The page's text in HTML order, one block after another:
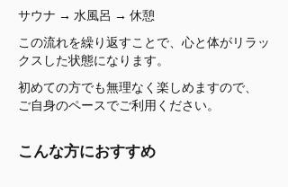
サウナ → 水風呂 → 休憩
この流れを繰り返すことで、心と体がリラッ
クスした状態になります。
初めての方でも無理なく楽しめますので、
ご自身のペースでご利用ください。
こんな方におすすめ